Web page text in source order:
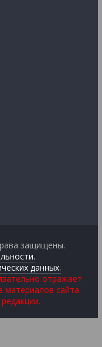
защищены.
данных.
отражает
материалов сайта